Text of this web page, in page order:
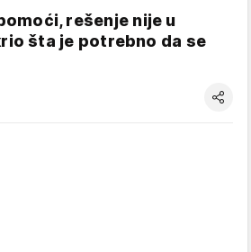
rešenje nije u
šta je potrebno da se